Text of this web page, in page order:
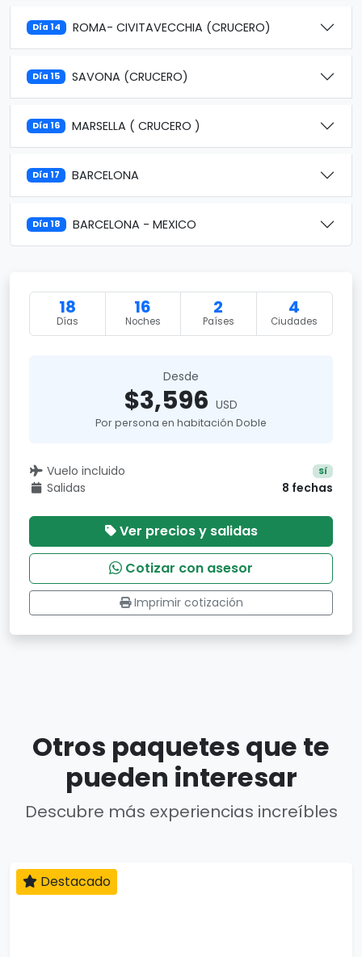
Día 14 ROMA- CIVITAVECCHIA (CRUCERO)
Día 15 SAVONA (CRUCERO)
Día 16 MARSELLA ( CRUCERO )
Día 17 BARCELONA
Día 18 BARCELONA - MEXICO
18
Días
16
Noches
2
Países
4
Ciudades
Desde
$3,596 USD
Por persona en habitación Doble
Vuelo incluido Sí
Salidas 8 fechas
Ver precios y salidas
Cotizar con asesor
Imprimir cotización
Otros paquetes que te
pueden interesar
Descubre más experiencias increíbles
Destacado